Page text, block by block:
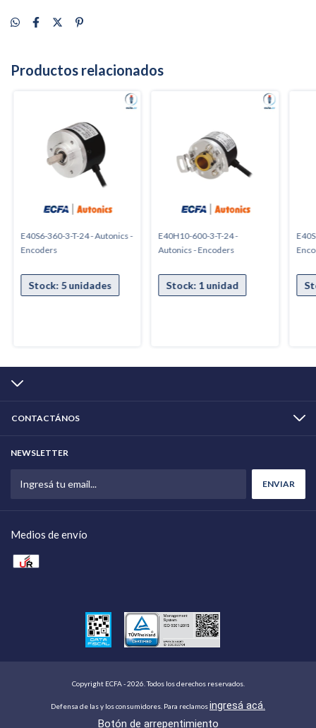
Productos relacionados
E40S6-360-3-T-24 - Autonics -
Encoders
E40H10-600-3-T-24 -
Autonics - Encoders
CONTACTÁNOS
NEWSLETTER
Medios de envío
Copyright ECFA - 2026. Todos los derechos reservados.
Defensa de las y los consumidores. Para reclamosingresá acá.
Botón de arrepentimiento